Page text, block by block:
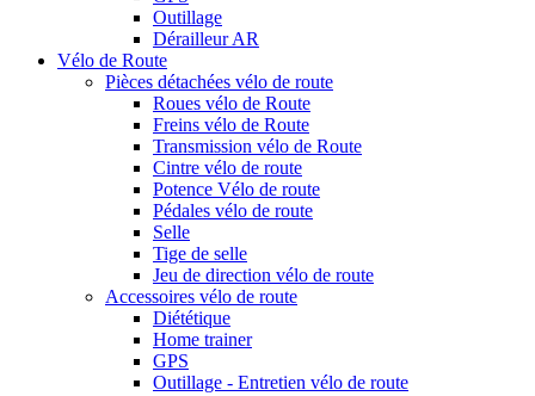
Outillage
Dérailleur AR
Vélo de Route
Pièces détachées vélo de route
Roues vélo de Route
Freins vélo de Route
Transmission vélo de Route
Cintre vélo de route
Potence Vélo de route
Pédales vélo de route
Selle
Tige de selle
Jeu de direction vélo de route
Accessoires vélo de route
Diététique
Home trainer
GPS
Outillage - Entretien vélo de route